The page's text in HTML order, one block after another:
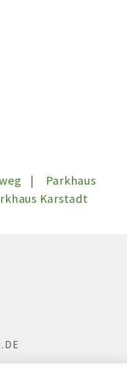
| Parkhaus
Karstadt